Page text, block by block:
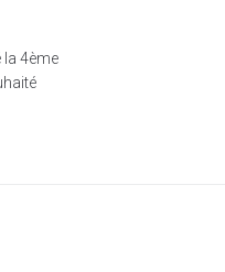
la 4ème